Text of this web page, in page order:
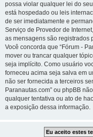
possa violar qualquer lei do
está hospedado ou leis
de ser imediatamente e
Serviço de Provedor de
as mensagens são registrados
Você concorda que “Fórum -
mover ou trancar qualquer
seja implícito. Como usuário
forneceu acima seja salva em
não ser fornecida a terceiros
Paranautas.com” ou phpBB
qualquer tentativa ou ato de
a exposição dessa informação.